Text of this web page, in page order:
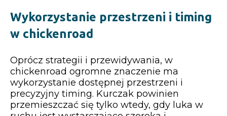
Wykorzystanie przestrzeni i timing
w chickenroad
Oprócz strategii i przewidywania, w
chickenroad ogromne znaczenie ma
wykorzystanie dostępnej przestrzeni i
precyzyjny timing. Kurczak powinien
przemieszczać się tylko wtedy, gdy luka w